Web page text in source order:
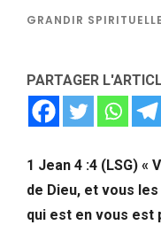
GRANDIR
PARTAGER
1 Jean 4 :4 (LSG)
de Dieu, et vous
qui est en vous est